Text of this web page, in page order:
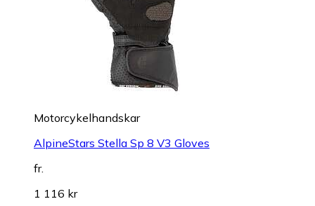
Motorcykelhandskar
AlpineStars Stella Sp 8 V3 Gloves
fr.
1 116 kr